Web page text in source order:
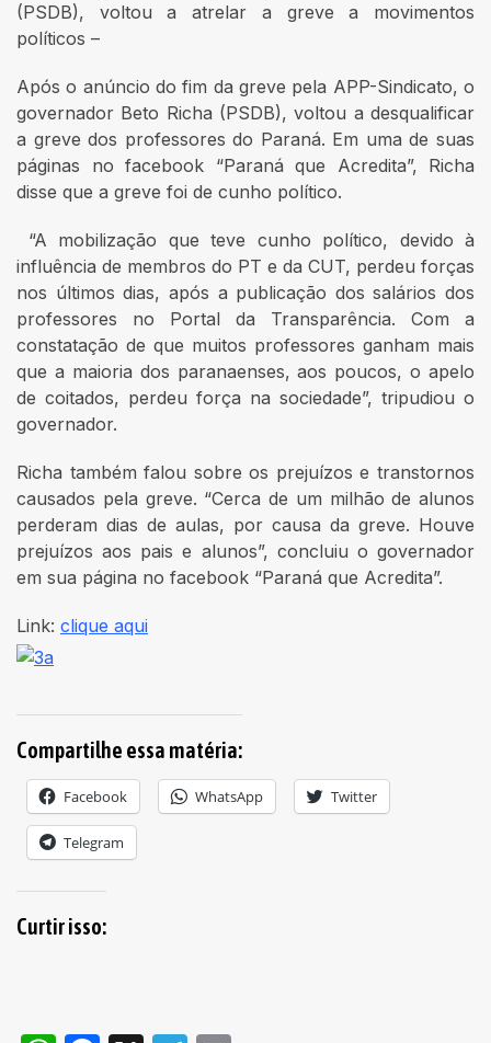
(PSDB), voltou a atrelar a greve a movimentos
políticos –
Após o anúncio do fim da greve pela APP-Sindicato, o
governador Beto Richa (PSDB), voltou a desqualificar
a greve dos professores do Paraná. Em uma de suas
páginas no facebook “Paraná que Acredita”, Richa
disse que a greve foi de cunho político.
“A mobilização que teve cunho político, devido à
influência de membros do PT e da CUT, perdeu forças
nos últimos dias, após a publicação dos salários dos
professores no Portal da Transparência. Com a
constatação de que muitos professores ganham mais
que a maioria dos paranaenses, aos poucos, o apelo
de coitados, perdeu força na sociedade”, tripudiou o
governador.
Richa também falou sobre os prejuízos e transtornos
causados pela greve. “Cerca de um milhão de alunos
perderam dias de aulas, por causa da greve. Houve
prejuízos aos pais e alunos”, concluiu o governador
em sua página no facebook “Paraná que Acredita”.
Link: clique aqui
Compartilhe essa matéria:
Facebook WhatsApp Twitter
Telegram
Curtir isso: